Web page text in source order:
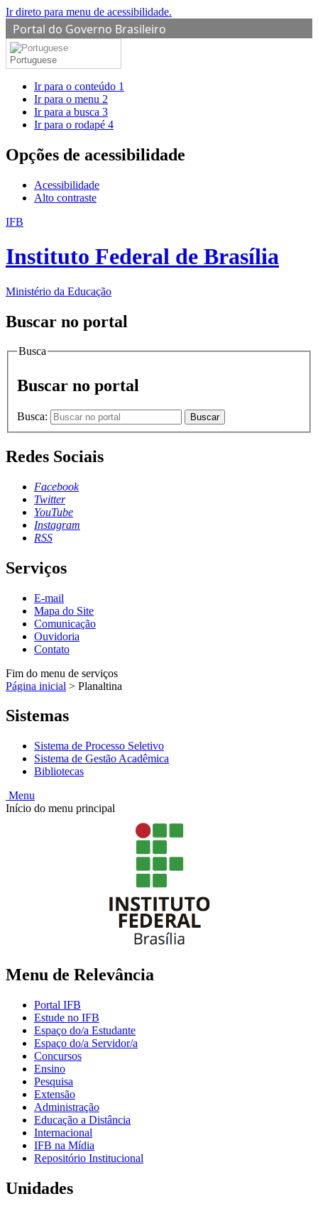
Ir direto para menu de acessibilidade.
Portal do Governo Brasileiro
Portuguese
Ir para o conteúdo 1
Ir para o menu 2
Ir para a busca 3
Ir para o rodapé 4
Opções de acessibilidade
Acessibilidade
Alto contraste
IFB
Instituto Federal de Brasília
Ministério da Educação
Buscar no portal
Busca
Buscar no portal
Busca: Buscar
Redes Sociais
Facebook
Twitter
YouTube
Instagram
RSS
Serviços
E-mail
Mapa do Site
Comunicação
Ouvidoria
Contato
Fim do menu de serviços
Página inicial > Planaltina
Sistemas
Sistema de Processo Seletivo
Sistema de Gestão Acadêmica
Bibliotecas
Menu
Início do menu principal
Menu de Relevância
Portal IFB
Estude no IFB
Espaço do/a Estudante
Espaço do/a Servidor/a
Concursos
Ensino
Pesquisa
Extensão
Administração
Educação a Distância
Internacional
IFB na Mídia
Repositório Institucional
Unidades